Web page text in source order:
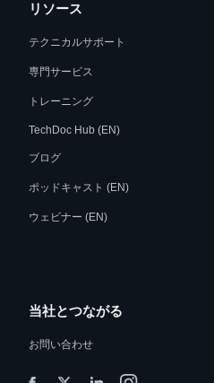
リソース
テクニカルサポート
専門サービス
トレーニング
TechDoc Hub (EN)
ブログ
ポッドキャスト (EN)
ウェビナー (EN)
当社とつながる
お問い合わせ